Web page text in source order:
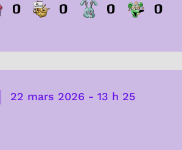
0 0 0 0
22 mars 2026 - 13 h 25